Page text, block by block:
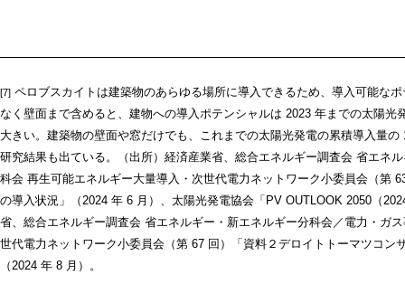
[7] ペロブスカイトは建築物のあらゆる場所に導入できるため、導入可能な
なく壁面まで含めると、建物への導入ポテンシャルは 2023 年までの太陽光
大きい。建築物の壁面や窓だけでも、これまでの太陽光発電の累積導入量
研究結果も出ている。（出所）経済産業省、総合エネルギー調査会 省エネ
科会 再生可能エネルギー大量導入・次世代電力ネットワーク小委員会（第
の導入状況」（2024 年 6 月）、太陽光発電協会「PV OUTLOOK 2050（
省、総合エネルギー調査会 省エネルギー・新エネルギー分科会／電力・ガ
世代電力ネットワーク小委員会（第 67 回）「資料２デロイトトーマツコン
（2024 年 8 月）。